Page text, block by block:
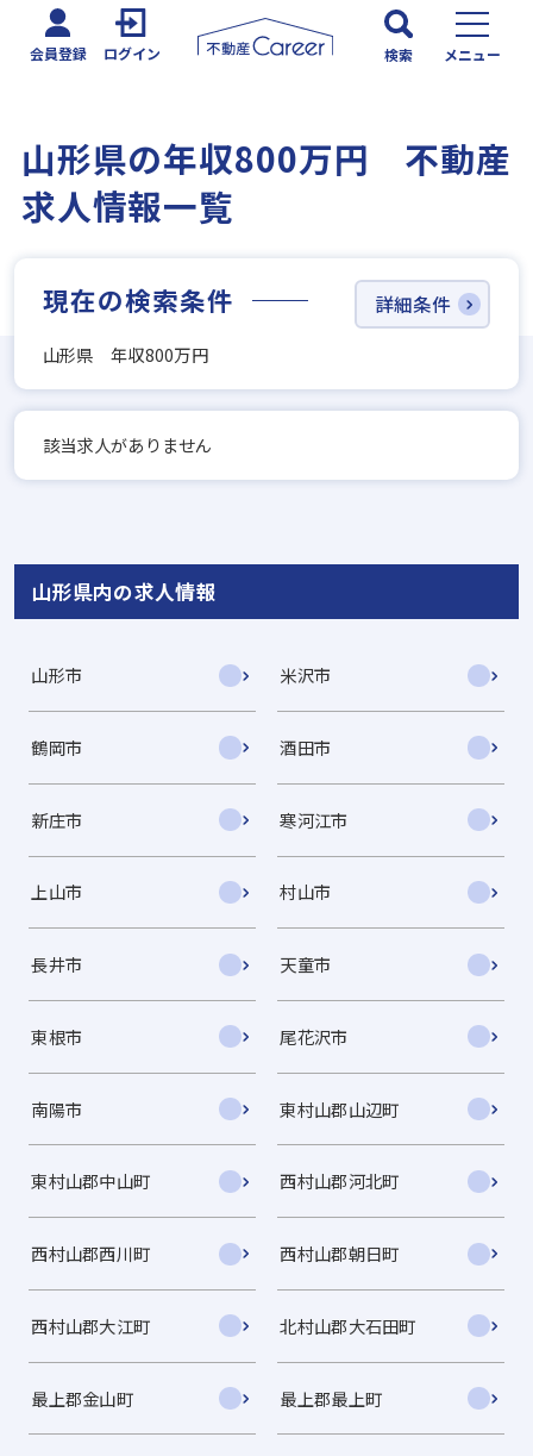
会員登録 ログイン 検索 メニュー
山形県の年収800万円 不動産
求人情報一覧
現在の検索条件
山形県 年収800万円
詳細条件
該当求人がありません
山形県内の求人情報
山形市 米沢市
鶴岡市 酒田市
新庄市 寒河江市
上山市 村山市
長井市 天童市
東根市 尾花沢市
南陽市 東村山郡山辺町
東村山郡中山町 西村山郡河北町
西村山郡西川町 西村山郡朝日町
西村山郡大江町 北村山郡大石田町
最上郡金山町 最上郡最上町